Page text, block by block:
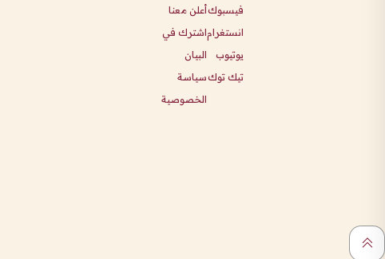
فيسبوك
انستغرام
يوتيوب
تيك توك
أعلن معنا
اشترك في
البيان
سياسة
الخصوصية